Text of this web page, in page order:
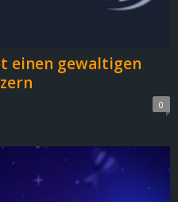
einen gewaltigen
0